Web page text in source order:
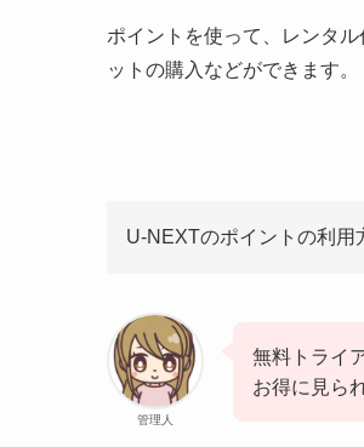
ポイントを使って、レンタ
ットの購入などができます。
U-NEXTのポイントの利用
管理人
無料トライ
お得に見ら